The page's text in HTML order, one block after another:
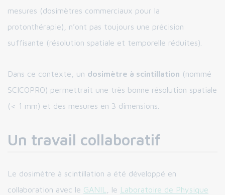
mesures (dosimètres commerciaux pour la
protonthérapie), n’ont pas toujours une précision
suffisante (résolution spatiale et temporelle réduites).
Dans ce contexte, un dosimètre à scintillation (nommé
SCICOPRO) permettrait une très bonne résolution spatiale
(< 1 mm) et des mesures en 3 dimensions.
Un travail collaboratif
Le dosimètre à scintillation a été développé en
collaboration avec le GANIL , le Laboratoire de Physique